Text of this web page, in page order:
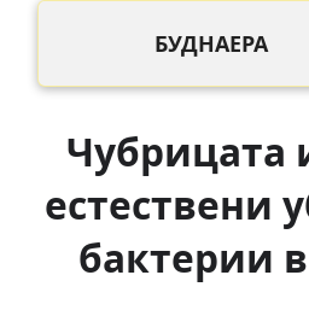
БУДНАЕРА
Чубрицата
естествени
бактерии